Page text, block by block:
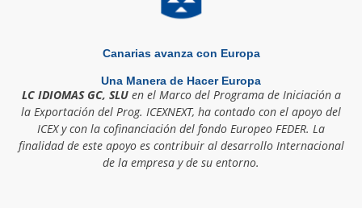
Canarias avanza con Europa
Una Manera de Hacer Europa
LC IDIOMAS GC, SLUen el Marco del Programa de Iniciación a
la Exportación del Prog. ICEXNEXT, ha contado con el apoyo del
ICEX y con la cofinanciación del fondo Europeo FEDER. La
finalidad de este apoyo es contribuir al desarrollo Internacional
de la empresa y de su entorno.